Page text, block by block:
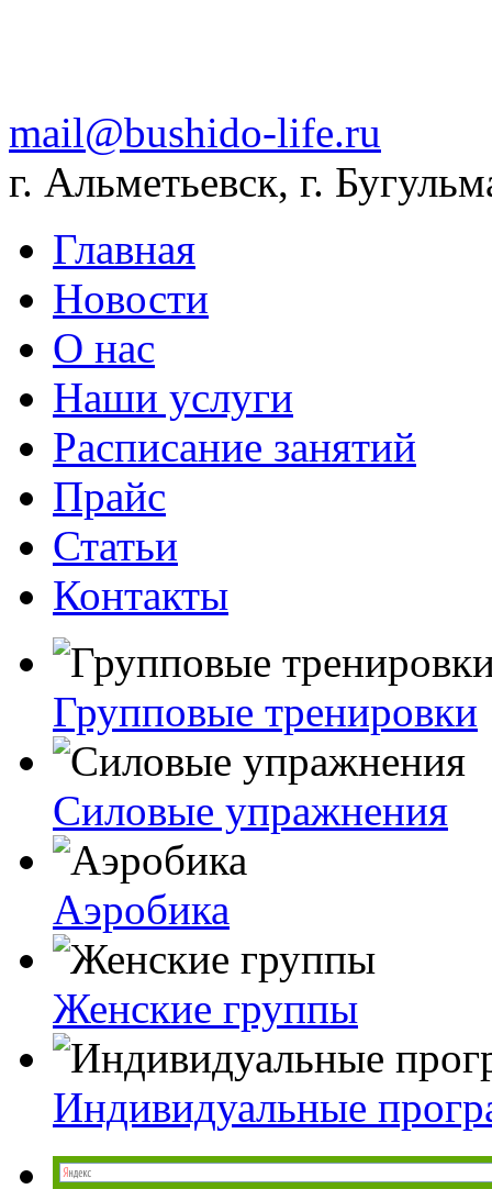
mail@bushido-life.ru
г. Альметьевск, г.
Главная
Новости
О нас
Наши услуги
Расписание занятий
Прайс
Статьи
Контакты
Групповые тренировки
Силовые упражнения
Аэробика
Женские группы
Индивидуальные